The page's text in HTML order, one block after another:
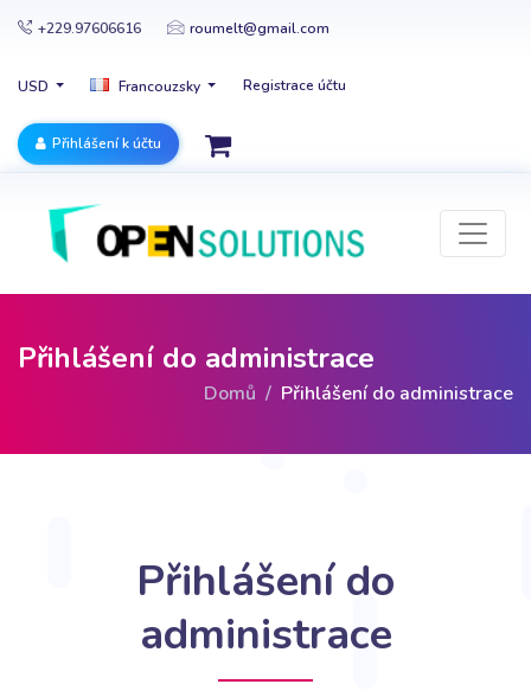
+229.97606616 roumelt@gmail.com
USD Francouzsky Registrace účtu
Přihlášení k účtu
Přihlášení do administrace
Domů Přihlášení do administrace
Přihlášení do
administrace